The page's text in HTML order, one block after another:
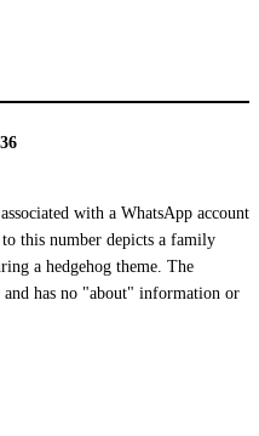
with a WhatsApp account
this number depicts a family
a hedgehog theme. The
and has no "about" information or